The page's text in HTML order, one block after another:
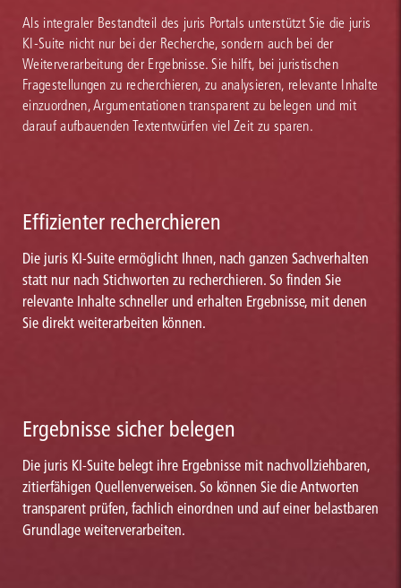
Als integraler Bestandteil des juris Portals unterstützt Sie die juris
KI-Suite nicht nur bei der Recherche, sondern auch bei der
Weiterverarbeitung der Ergebnisse. Sie hilft, bei juristischen
Fragestellungen zu recherchieren, zu analysieren, relevante Inhalte
einzuordnen, Argumentationen transparent zu belegen und mit
darauf aufbauenden Textentwürfen viel Zeit zu sparen.
Effizienter recherchieren
Die juris KI-Suite ermöglicht Ihnen, nach ganzen Sachverhalten
statt nur nach Stichworten zu recherchieren. So finden Sie
relevante Inhalte schneller und erhalten Ergebnisse, mit denen
Sie direkt weiterarbeiten können.
Ergebnisse sicher belegen
Die juris KI-Suite belegt ihre Ergebnisse mit nachvollziehbaren,
zitierfähigen Quellenverweisen. So können Sie die Antworten
transparent prüfen, fachlich einordnen und auf einer belastbaren
Grundlage weiterverarbeiten.